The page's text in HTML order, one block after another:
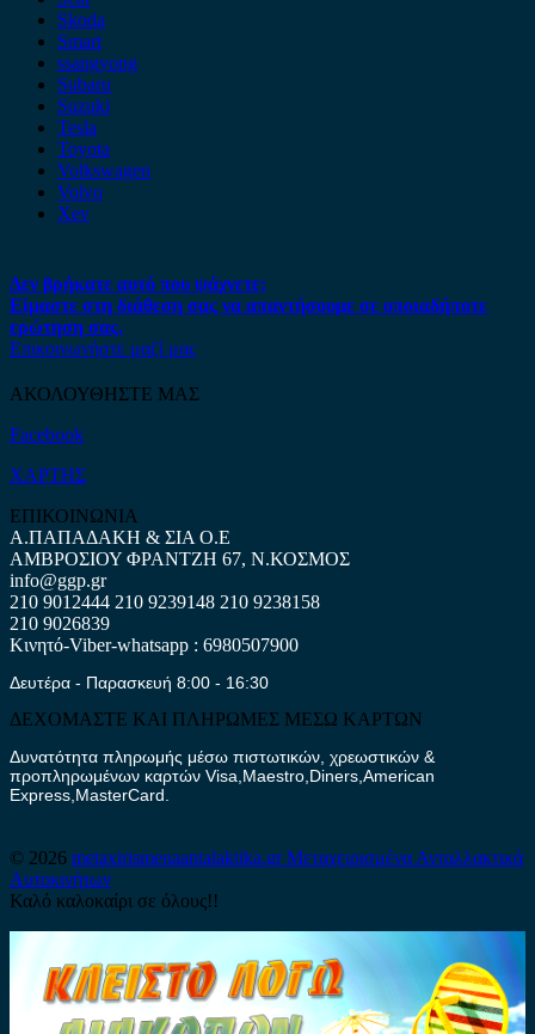
Skoda
Smart
ssangyong
Subaru
Suzuki
Tesla
Toyota
Volkswagen
Volvo
Xev
Δεν βρήκατε αυτό που ψάχνετε;
Είμαστε στη διάθεση σας να απαντήσουμε σε οποιαδήποτε
ερώτηση σας.
Επικοινωνήστε μαζί μας
ΑΚΟΛΟΥΘΗΣΤΕ ΜΑΣ
Facebook
ΧΑΡΤΗΣ
ΕΠΙΚΟΙΝΩΝΙΑ
Α.ΠΑΠΑΔΑΚΗ & ΣΙΑ Ο.Ε
ΑΜΒΡΟΣΙΟΥ ΦΡΑΝΤΖΗ 67, Ν.ΚΟΣΜΟΣ
info@ggp.gr
210 9012444 210 9239148 210 9238158
210 9026839
Κινητό-Viber-whatsapp : 6980507900
Δευτέρα - Παρασκευή 8:00 - 16:30
ΔΕΧΟΜΑΣΤΕ ΚΑΙ ΠΛΗΡΩΜΕΣ ΜΕΣΩ ΚΑΡΤΩΝ
Δυνατότητα πληρωμής μέσω πιστωτικών, χρεωστικών &
προπληρωμένων καρτών Visa,Maestro,Diners,American
Express,MasterCard.
© 2026 metaxirismenaantalaktika.grΜεταχειρισμένα Ανταλλακτικά
Αυτοκινήτων
Καλό καλοκαίρι σε όλους!!